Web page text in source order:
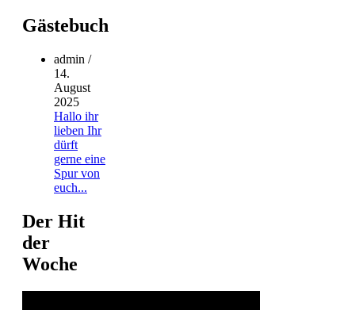
Gästebuch
admin /
14.
August
2025
Hallo ihr
lieben Ihr
dürft
gerne eine
Spur von
euch...
Der Hit
der
Woche